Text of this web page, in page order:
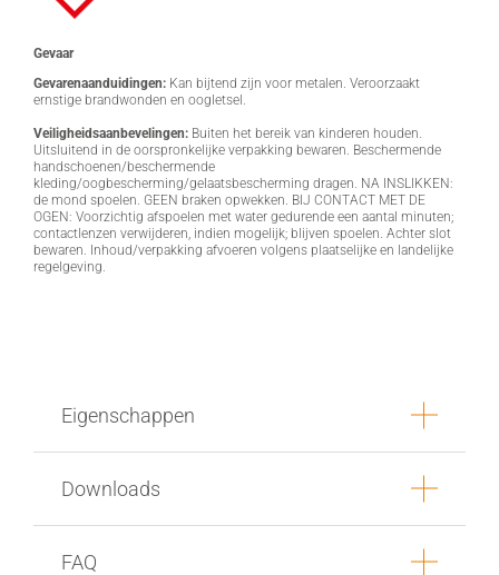
Gevaar
Gevarenaanduidingen: Kan bijtend zijn voor metalen. Veroorzaakt
ernstige brandwonden en oogletsel.
Veiligheidsaanbevelingen: Buiten het bereik van kinderen houden.
Uitsluitend in de oorspronkelijke verpakking bewaren. Beschermende
handschoenen/beschermende
kleding/oogbescherming/gelaatsbescherming dragen. NA INSLIKKEN:
de mond spoelen. GEEN braken opwekken. BIJ CONTACT MET DE
OGEN: Voorzichtig afspoelen met water gedurende een aantal minuten;
contactlenzen verwijderen, indien mogelijk; blijven spoelen. Achter slot
bewaren. Inhoud/verpakking afvoeren volgens plaatselijke en landelijke
regelgeving.
Eigenschappen
Downloads
FAQ